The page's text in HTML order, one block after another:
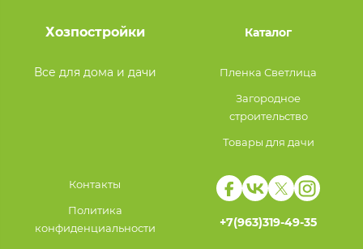
Хозпостройки
Все для дома и дачи
Каталог
Пленка Светлица
Загородное
строительство
Товары для дачи
Контакты
Политика
конфиденциальности
+7(963)319-49-35